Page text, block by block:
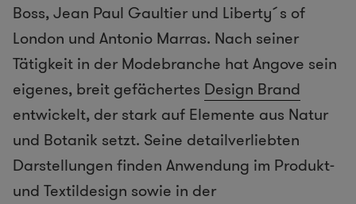
Boss, Jean Paul Gaultier und Liberty´s of
London und Antonio Marras. Nach seiner
Tätigkeit in der Modebranche hat Angove sein
eigenes, breit gefächertes Design Brand
entwickelt, der stark auf Elemente aus Natur
und Botanik setzt. Seine detailverliebten
Darstellungen finden Anwendung im Produkt-
und Textildesign sowie in der